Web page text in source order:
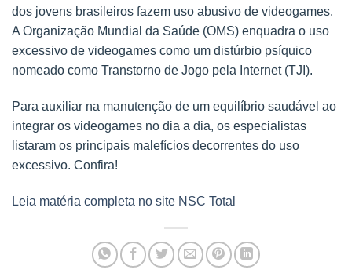
dos jovens brasileiros fazem uso abusivo de videogames.
A Organização Mundial da Saúde (OMS) enquadra o uso
excessivo de videogames como um distúrbio psíquico
nomeado como Transtorno de Jogo pela Internet (TJI).
Para auxiliar na manutenção de um equilíbrio saudável ao
integrar os videogames no dia a dia, os especialistas
listaram os principais malefícios decorrentes do uso
excessivo. Confira!
Leia matéria completa no site NSC Total